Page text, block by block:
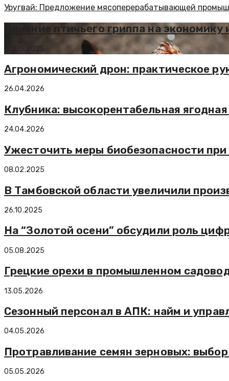
Уругвай: Предложение мясоперерабатывающей
Влияние птичьего гриппа на
30.05.2025
Агрономический дрон: практическое
26.04.2026
Клубника: высокорентабельная
24.04.2026
Ужесточить меры биобезопасности
08.02.2025
В Тамбовской области увеличили
26.10.2025
На “Золотой осени” обсудили роль
05.08.2025
Грецкие орехи в промышленном
13.05.2026
Сезонный персонал в АПК: найм и
04.05.2026
Протравливание семян зерновых:
05.05.2026